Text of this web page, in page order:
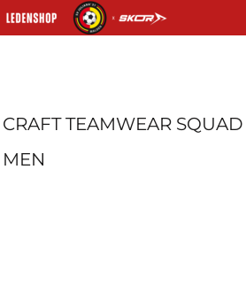
CRAFT TEAMWEAR
MEN